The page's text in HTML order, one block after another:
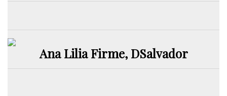
Ana Lilia Firme, DSalvador